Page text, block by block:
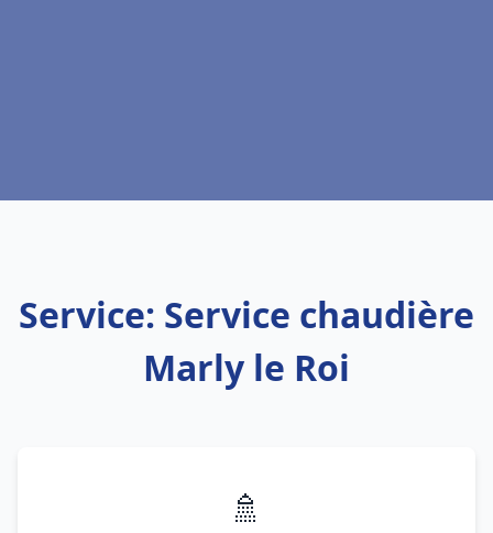
Service: Service chaudière
Marly le Roi
🚿